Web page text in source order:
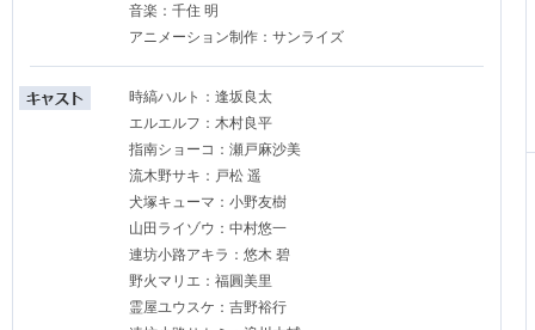
音楽：千住 明
アニメーション制作：サンライズ
時縞ハルト：逢坂良太
エルエルフ：木村良平
指南ショーコ：瀬戸麻沙美
流木野サキ：戸松 遥
犬塚キューマ：小野友樹
山田ライゾウ：中村悠一
連坊小路アキラ：悠木 碧
野火マリエ：福圓美里
霊屋ユウスケ：吉野裕行